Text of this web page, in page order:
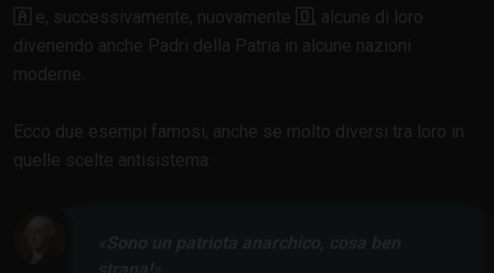
🇦 e, successivamente, nuovamente 🇴 , alcune di loro
divenendo anche Padri della Patria in alcune nazioni
moderne.
Ecco due esempi famosi, anche se molto diversi tra loro in
quelle scelte antisistema: